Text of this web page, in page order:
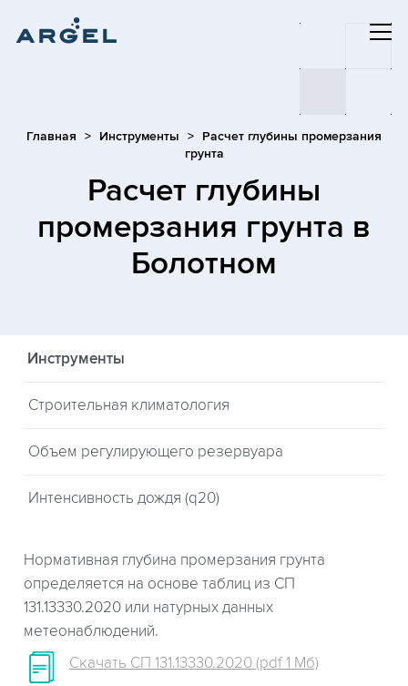
Главная Инструменты
Расчет глубины промерзания
грунта
Расчет глубины
промерзания грунта в
Болотном
Инструменты
Строительная климатология
Объем регулирующего резервуара
Интенсивность дождя (q20)
Нормативная глубина промерзания грунта
определяется на основе таблиц из СП
131.13330.2020 или натурных данных
метеонаблюдений.
Скачать СП 131.13330.2020 (pdf 1 Мб)